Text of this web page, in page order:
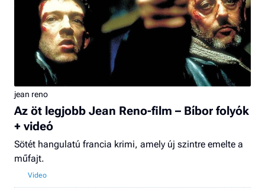
jean reno
Az öt legjobb Jean Reno-film – Bíbor folyók
+ videó
Sötét hangulatú francia krimi, amely új szintre emelte a
műfajt.